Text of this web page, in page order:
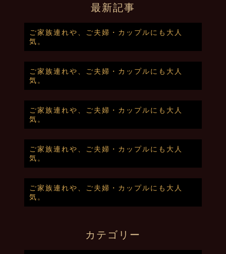
最新記事
ご家族連れや、ご夫婦・カップルにも大人
気。
ご家族連れや、ご夫婦・カップルにも大人
気。
ご家族連れや、ご夫婦・カップルにも大人
気。
ご家族連れや、ご夫婦・カップルにも大人
気。
ご家族連れや、ご夫婦・カップルにも大人
気。
カテゴリー